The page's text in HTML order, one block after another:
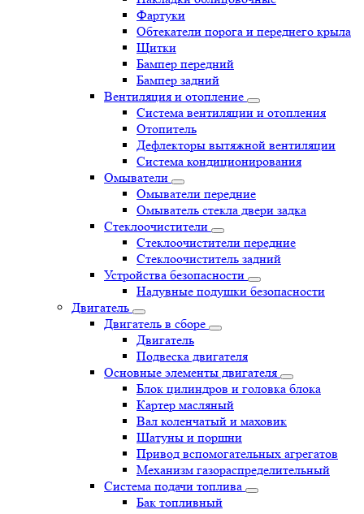
Фартуки
Обтекатели порога и переднего крыла
Щитки
Бампер передний
Бампер задний
Вентиляция и отопление
Система вентиляции и отопления
Отопитель
Дефлекторы вытяжной вентиляции
Система кондиционирования
Омыватели
Омыватели передние
Омыватель стекла двери задка
Стеклоочистители
Стеклоочистители передние
Стеклоочиститель задний
Устройства безопасности
Надувные подушки безопасности
Двигатель
Двигатель в сборе
Двигатель
Подвеска двигателя
Основные элементы двигателя
Блок цилиндров и головка блока
Картер масляный
Вал коленчатый и маховик
Шатуны и поршни
Привод вспомогательных агрегатов
Механизм газораспределительный
Система подачи топлива
Бак топливный